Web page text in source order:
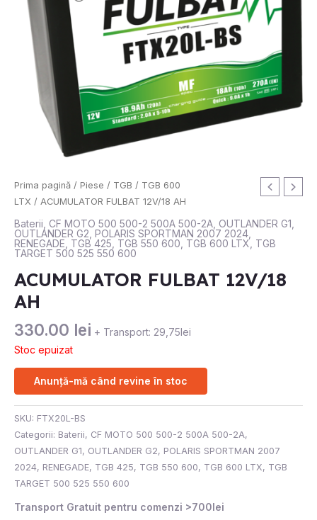
Prima pagină / Piese / TGB / TGB 600
LTX / ACUMULATOR FULBAT 12V/18 AH
Baterii CF MOTO 500 500-2 500A 500-2A OUTLANDER G1
OUTLANDER G2 POLARIS SPORTMAN 2007 2024
RENEGADE TGB 425 TGB 550 600 TGB 600 LTX TGB
TARGET 500 525 550 600
ACUMULATOR FULBAT 12V/18
AH
330.00 lei + Transport: 29,75lei
Stoc epuizat
Anunță-mă când revine în stoc
SKU: FTX20L-BS
Categorii: Baterii, CF MOTO 500 500-2 500A 500-2A,
OUTLANDER G1, OUTLANDER G2, POLARIS SPORTMAN 2007
2024, RENEGADE, TGB 425, TGB 550 600, TGB 600 LTX, TGB
TARGET 500 525 550 600
Transport Gratuit pentru comenzi >700lei